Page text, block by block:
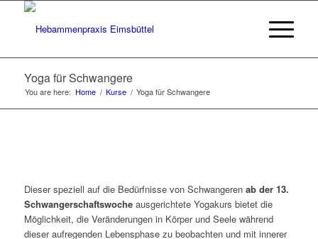
Yoga für Schwangere
You are here: Home / Kurse / Yoga für Schwangere
Dieser speziell auf die Bedürfnisse von Schwangeren ab der 13.
Schwangerschaftswocheausgerichtete Yogakurs bietet die
Möglichkeit, die Veränderungen in Körper und Seele während
dieser aufregenden Lebensphase zu beobachten und mit innerer